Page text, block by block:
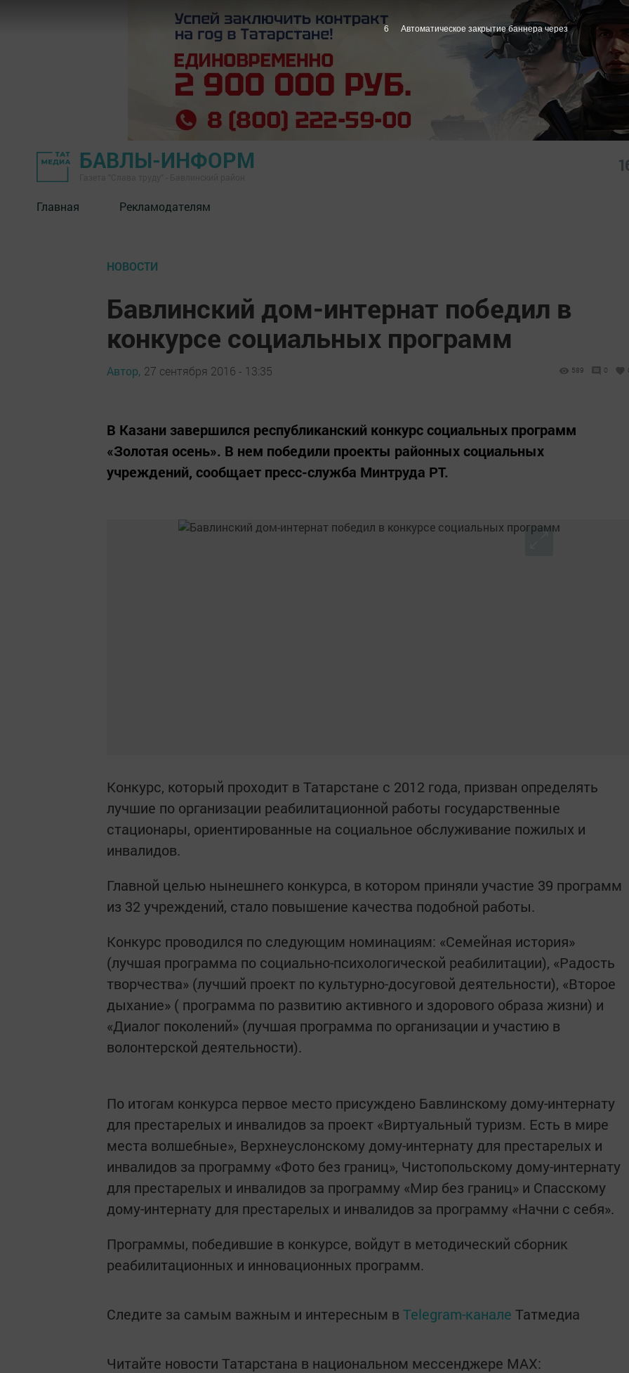
БАВЛЫ-ИНФОРМ
Главная Рекламодателям
НОВОСТИ
Бавлинский дом-интернат победил в
конкурсе социальных программ
Автор, 27 сентября 2016 - 13:35 589 0
В Казани завершился республиканский конкурс социальных программ
«Золотая осень». В нем победили проекты районных социальных
учреждений, сообщает пресс-служба Минтруда РТ.
Конкурс, который проходит в Татарстане с 2012 года, призван определять
лучшие по организации реабилитационной работы государственные
стационары, ориентированные на социальное обслуживание пожилых и
инвалидов.
Главной целью нынешнего конкурса, в котором приняли участие 39 программ
из 32 учреждений, стало повышение качества подобной работы.
Конкурс проводился по следующим номинациям: «Семейная история»
(лучшая программа по социально-психологической реабилитации), «Радость
творчества» (лучший проект по культурно-досуговой деятельности), «Второе
дыхание» ( программа по развитию активного и здорового образа жизни) и
«Диалог поколений» (лучшая программа по организации и участию в
волонтерской деятельности).
По итогам конкурса первое место присуждено Бавлинскому дому-интернату
для престарелых и инвалидов за проект «Виртуальный туризм. Есть в мире
места волшебные», Верхнеуслонскому дому-интернату для престарелых и
инвалидов за программу «Фото без границ», Чистопольскому дому-интернату
для престарелых и инвалидов за программу «Мир без границ» и Спасскому
дому-интернату для престарелых и инвалидов за программу «Начни с себя».
Программы, победившие в конкурсе, войдут в методический сборник
реабилитационных и инновационных программ.
Следите за самым важным и интересным в Telegram-канале Татмедиа
Читайте новости Татарстана в национальном мессенджере MАХ:
5 Автоматическое закрытие баннера через